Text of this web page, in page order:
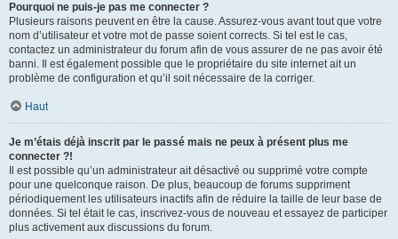
Pourquoi ne puis-je pas me connecter ?
Plusieurs raisons peuvent en être la cause. Assurez-vous avant tout que votre
nom d’utilisateur et votre mot de passe soient corrects. Si tel est le cas,
contactez un administrateur du forum afin de vous assurer de ne pas avoir été
banni. Il est également possible que le propriétaire du site internet ait un
problème de configuration et qu’il soit nécessaire de la corriger.
Haut
Je m’étais déjà inscrit par le passé mais ne peux à présent plus me
connecter ?!
Il est possible qu’un administrateur ait désactivé ou supprimé votre compte
pour une quelconque raison. De plus, beaucoup de forums suppriment
périodiquement les utilisateurs inactifs afin de réduire la taille de leur base de
données. Si tel était le cas, inscrivez-vous de nouveau et essayez de participer
plus activement aux discussions du forum.